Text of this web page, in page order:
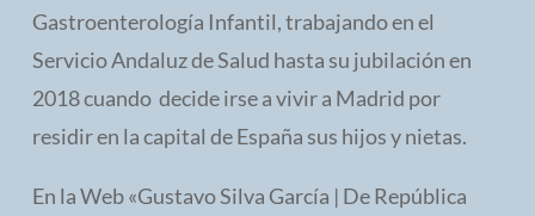
Gastroenterología Infantil, trabajando en el
Servicio Andaluz de Salud hasta su jubilación en
2018 cuando decide irse a vivir a Madrid por
residir en la capital de España sus hijos y nietas.
En la Web «Gustavo Silva García | De República